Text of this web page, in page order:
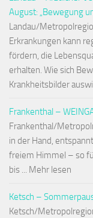
August: „Bewegung
Landau/
Erkrankungen kann
fördern, die
erhalten. Wie sich
Krankheitsbilder
Frankenthal –
Frankenthal/
in der Hand,
freiem Himmel – so
bis ... Mehr lesen
Ketsch –
Ketsch/